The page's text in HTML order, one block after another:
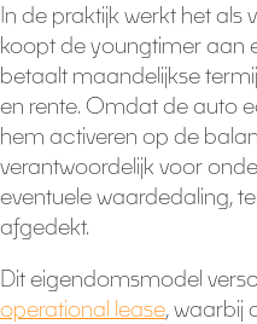
In de praktijk werkt het
koopt de youngtimer aan
betaalt maandelijkse
en rente. Omdat de auto
hem activeren op de
verantwoordelijk voor
eventuele waardedaling,
afgedekt.
Dit eigendomsmodel
operational lease, waarbij